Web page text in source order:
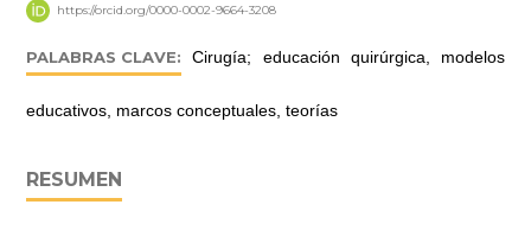
https://orcid.org/0000-0002-9664-3208
PALABRAS CLAVE: Cirugía; educación quirúrgica, modelos
educativos, marcos conceptuales, teorías
RESUMEN